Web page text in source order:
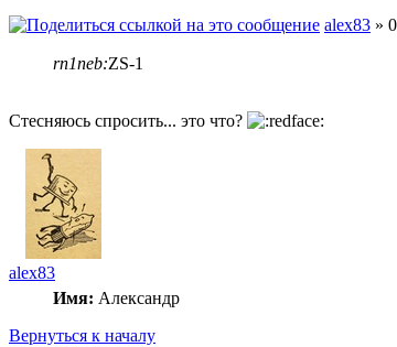
alex83 »
rn1neb:ZS-1
Стесняюсь спросить... это что?
alex83
Имя: Александр
Вернуться к началу